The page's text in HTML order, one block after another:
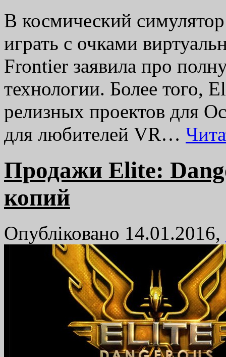
В космический
играть с очками
Frontier заявила про
технологии. Более того,
релизных проектов для
для любителей VR…
Продажи Elite:
копий
Опубліковано 14.01.2016,